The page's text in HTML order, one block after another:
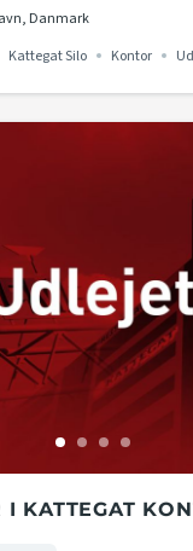
Danmark
Kattegat Silo Kontor
I KATTEGAT